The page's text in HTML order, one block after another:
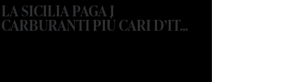
LA SICILIA PAGA I
CARBURANTI PIÙ CARI D’IT...